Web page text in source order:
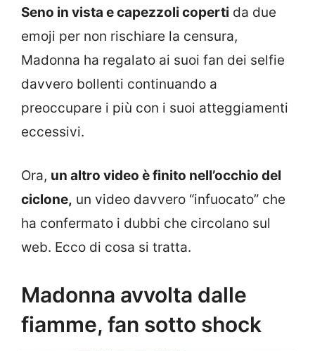
Seno in vista e capezzoli coperti da due
emoji per non rischiare la censura,
Madonna ha regalato ai suoi fan dei selfie
davvero bollenti continuando a
preoccupare i più con i suoi atteggiamenti
eccessivi.
Ora, un altro video è finito nell’occhio del
ciclone, un video davvero “infuocato” che
ha confermato i dubbi che circolano sul
web. Ecco di cosa si tratta.
Madonna avvolta dalle
fiamme, fan sotto shock